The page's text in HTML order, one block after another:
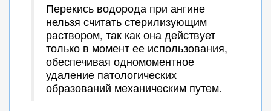
Перекись водорода при ангине
нельзя считать стерилизующим
раствором, так как она действует
только в момент ее использования,
обеспечивая одномоментное
удаление патологических
образований механическим путем.